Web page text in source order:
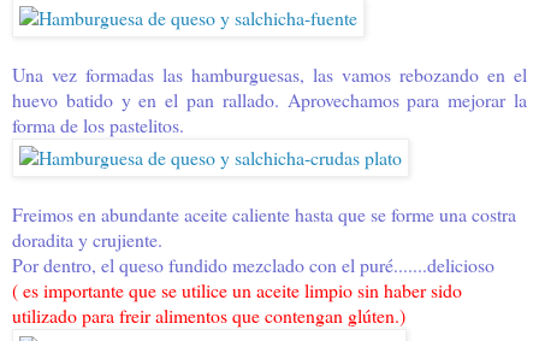
Una vez formadas las hamburguesas, las vamos rebozando en el
huevo batido y en el pan rallado. Aprovechamos para mejorar la
forma de los pastelitos.
Freimos en abundante aceite caliente hasta que se forme una costra
doradita y crujiente.
Por dentro, el queso fundido mezclado con el puré.......delicioso
( es importante que se utilice un aceite limpio sin haber sido
utilizado para freir alimentos que contengan glúten.)